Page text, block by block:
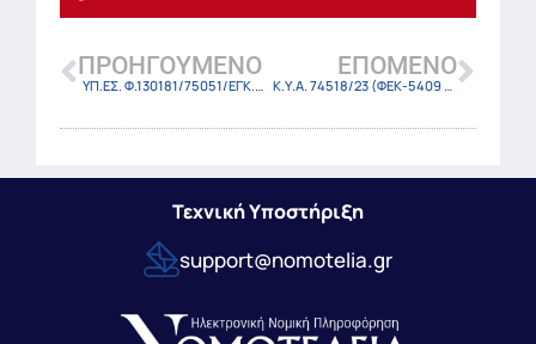
ΠΡΟΗΓΟΎΜΕΝΟ
ΥΠ.ΕΣ. Φ.130181/75051/ΕΓΚ.996/12-9-23
ΕΠΌΜΕΝΟ
Κ.Υ.Α. 74518/23 (ΦΕΚ-5409 Β/11-9-23)
Τεχνική Υποστήριξη
support@nomotelia.gr